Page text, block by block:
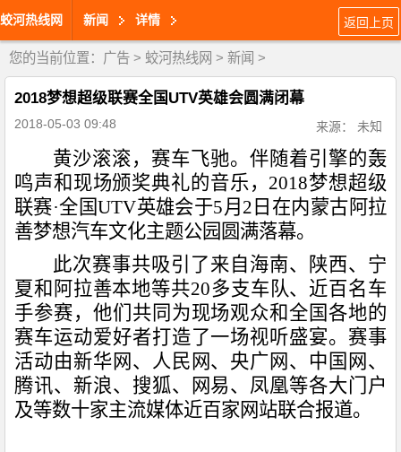
蛟河热线网 新闻 详情 返回上页
您的当前位置： 广告 > 蛟河热线网 > 新闻 >
2018梦想超级联赛全国UTV英雄会圆满闭幕
2018-05-03 09:48 来源： 未知
黄沙滚滚，赛车飞驰。伴随着引擎的轰
鸣声和现场颁奖典礼的音乐，2018梦想超级
联赛·全国UTV英雄会于5月2日在内蒙古阿拉
善梦想汽车文化主题公园圆满落幕。
此次赛事共吸引了来自海南、陕西、宁
夏和阿拉善本地等共20多支车队、近百名车
手参赛，他们共同为现场观众和全国各地的
赛车运动爱好者打造了一场视听盛宴。赛事
活动由新华网、人民网、央广网、中国网、
腾讯、新浪、搜狐、网易、凤凰等各大门户
及等数十家主流媒体近百家网站联合报道。